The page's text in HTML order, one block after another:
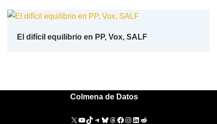
El difícil equilibrio en PP, Vox, SALF
Colmena de Datos